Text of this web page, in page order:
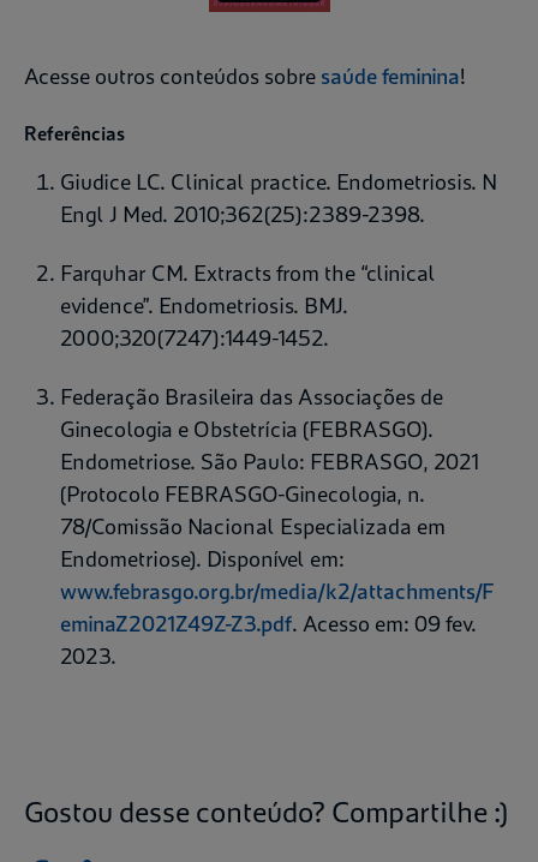
Acesse outros conteúdos sobre saúde feminina!
Referências
Giudice LC. Clinical practice. Endometriosis. N
Engl J Med. 2010;362(25):2389-2398.
Farquhar CM. Extracts from the “clinical
evidence”. Endometriosis. BMJ.
2000;320(7247):1449-1452.
Federação Brasileira das Associações de
Ginecologia e Obstetrícia (FEBRASGO).
Endometriose. São Paulo: FEBRASGO, 2021
(Protocolo FEBRASGO-Ginecologia, n.
78/Comissão Nacional Especializada em
Endometriose). Disponível em:
www.febrasgo.org.br/media/k2/attachments/F
eminaZ2021Z49Z-Z3.pdf. Acesso em: 09 fev.
2023.
Gostou desse conteúdo? Compartilhe :)